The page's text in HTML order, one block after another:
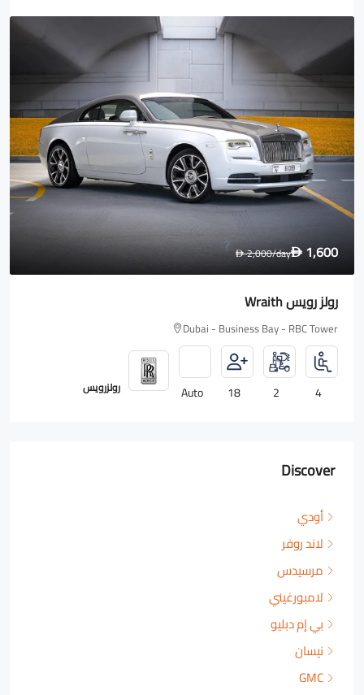
D 1,600
D2,000/day
رولز رويس Wraith
Dubai - Business Bay - RBC Tower
4
2
18
Auto رولزرويس
Discover
أودي
لاند روفر
مرسيدس
لامبورغيني
بي إم دبليو
نيسان
GMC